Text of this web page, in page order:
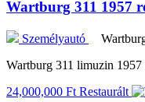
Wartburg 311 1957
Személyautó
Wartburg 311 limuzin 1957
24,000,000 Ft Restaurált